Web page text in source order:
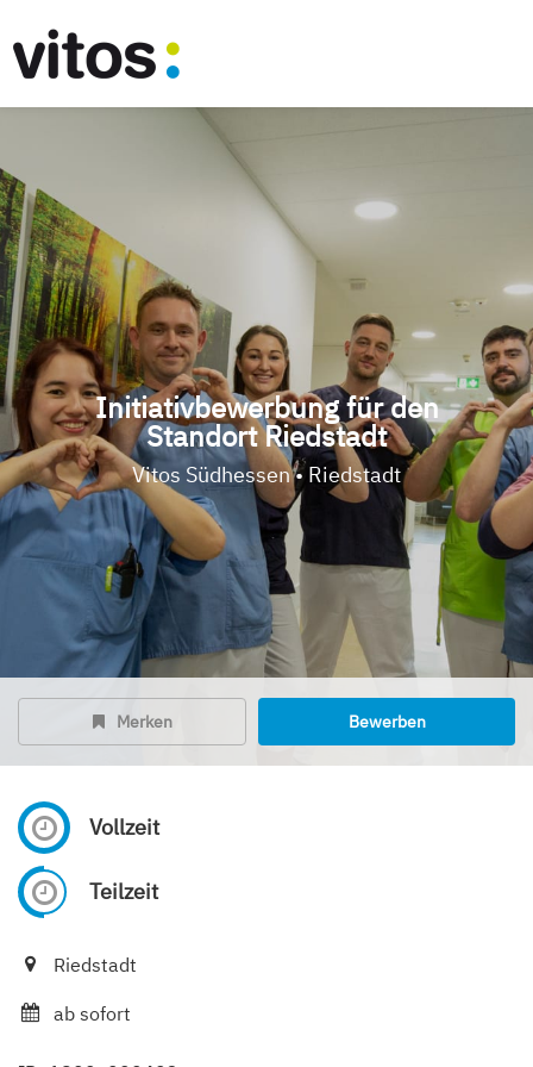
Initiativbewerbung für den
Standort Riedstadt
Vitos Südhessen • Riedstadt
Merken Bewerben
Vollzeit
Teilzeit
Riedstadt
ab sofort